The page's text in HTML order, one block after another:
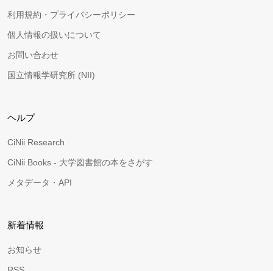
利用規約・プライバシーポリシー
個人情報の扱いについて
お問い合わせ
国立情報学研究所 (NII)
ヘルプ
CiNii Research
CiNii Books - 大学図書館の本をさがす
メタデータ・API
新着情報
お知らせ